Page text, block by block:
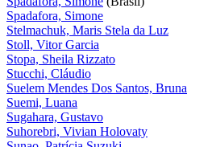
Spadafora, Simone
Stelmachuk, Maris Stela da Luz
Stoll, Vitor Garcia
Stopa, Sheila Rizzato
Stucchi, Cláudio
Suelem Mendes Dos Santos, Bruna
Suemi, Luana
Sugahara, Gustavo
Suhorebri, Vivian Holovaty